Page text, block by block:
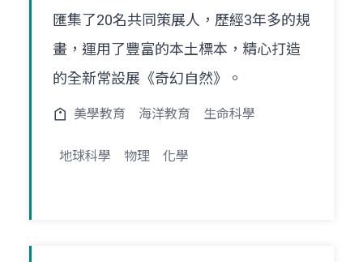
匯集了20名共同策展人，歷經3年多的規
畫，運用了豐富的本土標本，精心打造
的全新常設展《奇幻自然》。
美學教育 海洋教育 生命科學
地球科學 物理 化學